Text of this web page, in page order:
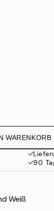
WARENKORB
90
Weiß